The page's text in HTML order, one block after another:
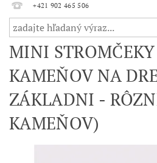
+421 902 465 506
MINI
KAMEŇOV NA
ZÁKLADNI -
KAMEŇOV)